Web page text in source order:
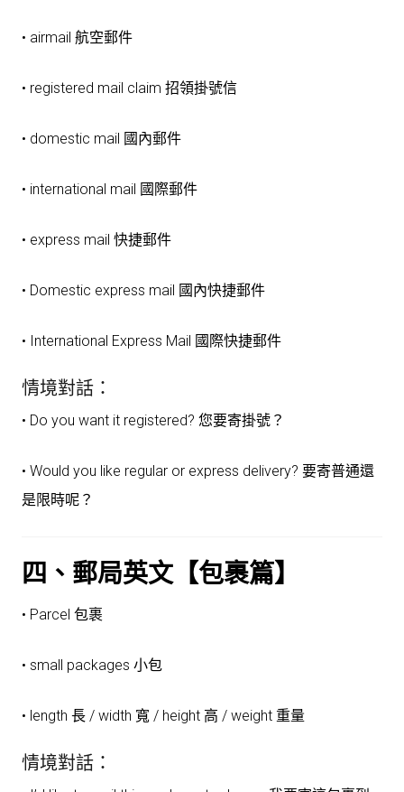
• airmail 航空郵件
• registered mail claim 招領掛號信
• domestic mail 國內郵件
• international mail 國際郵件
• express mail 快捷郵件
• Domestic express mail 國內快捷郵件
• International Express Mail 國際快捷郵件
情境對話：
• Do you want it registered? 您要寄掛號？
• Would you like regular or express delivery? 要寄普通還
是限時呢？
四、郵局英文【包裹篇】
• Parcel 包裹
• small packages 小包
• length 長 / width 寬 / height 高 / weight 重量
情境對話：